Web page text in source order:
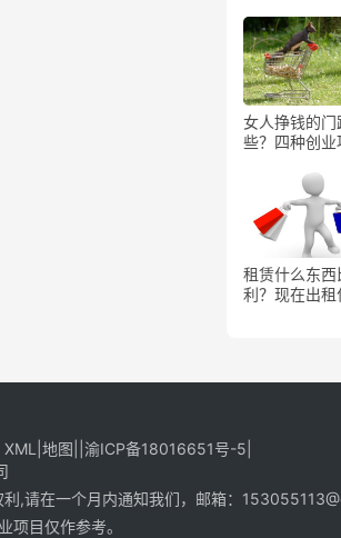
女人挣钱的门
些？四种创业
租赁什么东西
利？现在出租
地图 渝ICP备18016651号-5
,请在一个月内通知我们，邮箱：
项目仅作参考。